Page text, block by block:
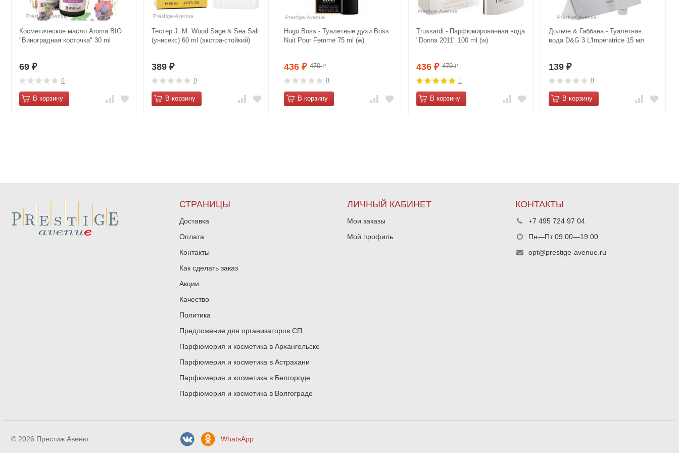
Косметическое масло Aroma BIO
"Виноградная косточка" 30 ml
69 ₽
0
В корзину
Тестер J. M. Wood Sage & Sea Salt
(унисекс) 60 ml (экстра-стойкий)
389 ₽
0
В корзину
Hugo Boss - Туалетные духи Boss
Nuit Pour Femme 75 ml (w)
436 ₽ 470₽
0
В корзину
Trussardi - Парфюмированная вода
"Donna 2011" 100 ml (w)
436 ₽ 470₽
1
В корзину
Дольче & Габбана - Туалетная
вода D&G 3 L'Imperatrice 15 мл
139 ₽
0
В корзину
СТРАНИЦЫ
Доставка
Оплата
Контакты
Как сделать заказ
Акции
Качество
Политика
Предложение для организаторов СП
Парфюмерия и косметика в Архангельске
Парфюмерия и косметика в Астрахани
Парфюмерия и косметика в Белгороде
Парфюмерия и косметика в Волгограде
ЛИЧНЫЙ КАБИНЕТ
Мои заказы
Мой профиль
КОНТАКТЫ
+7 495 724 97 04
Пн—Пт 09:00—19:00
opt@prestige-avenue.ru
© 2026 Престиж Авеню WhatsApp